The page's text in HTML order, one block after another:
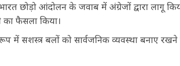
आंदोलन के जवाब में अंग्रेजों द्वारा लागू
का फैसला किया।
में सशस्त्र बलों को सार्वजनिक व्यवस्था बनाए रखने